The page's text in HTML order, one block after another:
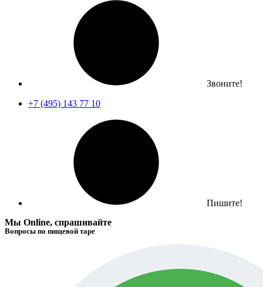
Звоните!
+7 (495) 143 77 10
Пишите!
Мы Online, спрашивайте
Вопросы по пищевой таре